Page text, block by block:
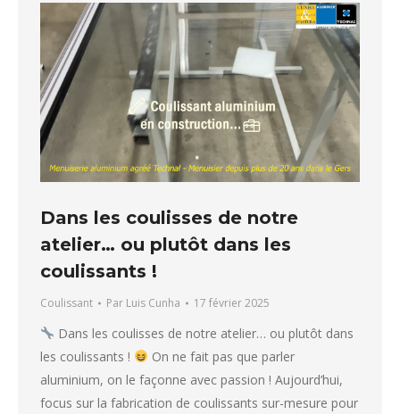
Dans les coulisses de notre
atelier… ou plutôt dans les
coulissants !
Coulissant Par Luis Cunha 17 février 2025
Dans les coulisses de notre atelier… ou plutôt dans
les coulissants !
On ne fait pas que parler
aluminium, on le façonne avec passion ! Aujourd’hui,
focus sur la fabrication de coulissants sur-mesure pour